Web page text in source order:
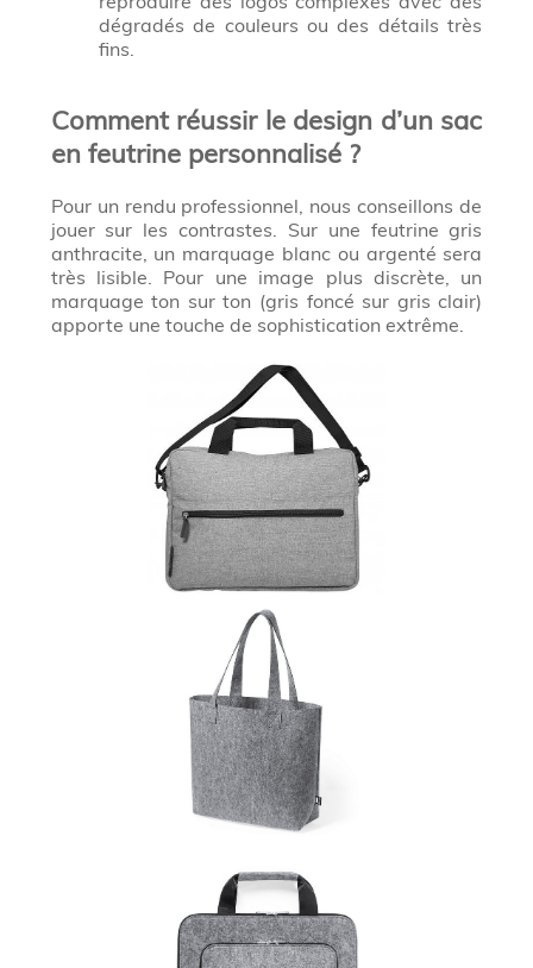
dégradés de couleurs ou des détails très
fins.
Comment réussir le design d’un sac
en feutrine personnalisé ?
Pour un rendu professionnel, nous conseillons de
jouer sur les contrastes. Sur une feutrine gris
anthracite, un marquage blanc ou argenté sera
très lisible. Pour une image plus discrète, un
marquage ton sur ton (gris foncé sur gris clair)
apporte une touche de sophistication extrême.